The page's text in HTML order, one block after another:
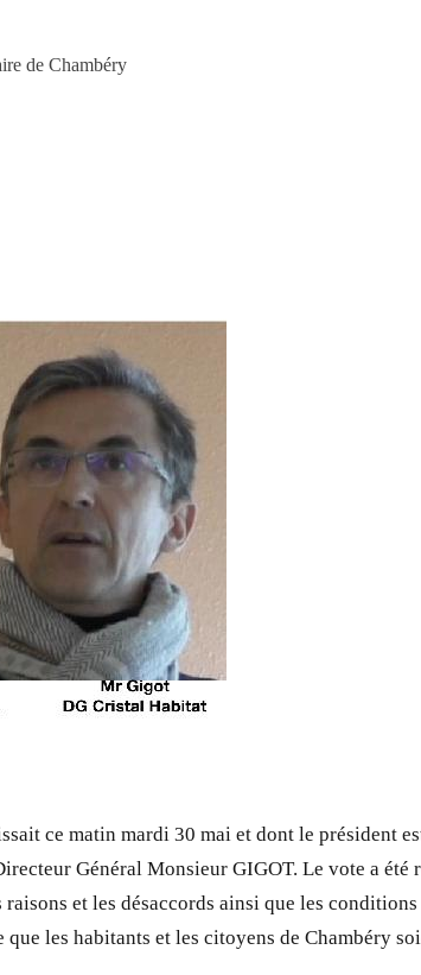
de Chambéry
ce matin mardi 30 mai et dont le président
Général Monsieur GIGOT. Le vote a été
et les désaccords ainsi que les
les habitants et les citoyens de Chambéry